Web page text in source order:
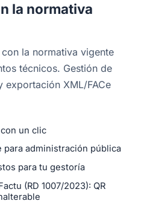
la normativa
la normativa vigente
técnicos. Gestión de
exportación XML/FACe
un clic
para administración pública
para tu gestoría
(RD 1007/2023): QR